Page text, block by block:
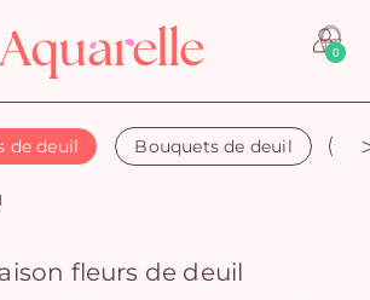
0
de deuil Bouquets de deuil
fleurs de deuil